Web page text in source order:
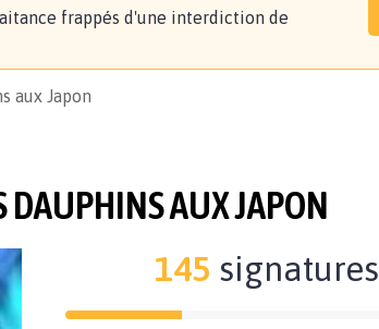
frappés d'une interdiction de
aux Japon
DAUPHINS AUX JAPON
145 signatures